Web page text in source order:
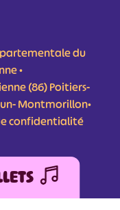
du
•
(86) Poitiers-
Montmorillon•
confidentialité